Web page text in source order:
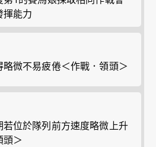
揮能力
略微不易疲倦＜作戰．領頭＞
若位於隊列前方速度略微上升
頭＞